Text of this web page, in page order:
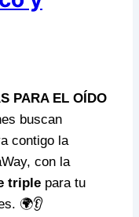
PARA EL OÍDO
buscan
contigo la
con la
triple para tu
🌍👂